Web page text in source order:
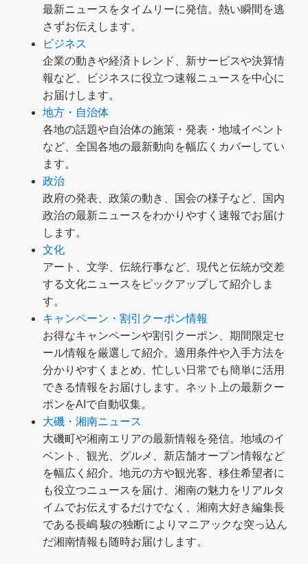
最新ニュースをタイムリーに発信。熱い瞬間を逃
さずお伝えします。
ビジネス
企業の動きや経済トレンド、新サービスや決算情
報など、ビジネスに役立つ速報ニュースを中心に
お届けします。
地方・自治体
各地の話題や自治体の施策・発表・地域イベント
など、全国各地の最新動向を幅広くカバーしてい
ます。
政治
政府の発表、政策の動き、国会の様子など、国内
政治の最新ニュースをわかりやすく速報でお届け
します。
文化
アート、文学、伝統行事など、現代と伝統が交差
する文化ニュースをピックアップして紹介しま
す。
キャンペーン・割引クーポン情報
お得なキャンペーンや割引クーポン、期間限定セ
ール情報を厳選して紹介。適用条件や入手方法を
分かりやすくまとめ、忙しい日常でも簡単に活用
できる情報をお届けします。ネット上の最新クー
ポンをAIで自動収集。
大磯・湘南ニュース
大磯町や湘南エリアの最新情報を発信。地域のイ
ベント、観光、グルメ、新店舗オープン情報など
を幅広く紹介。地元の方や観光客、移住希望者に
も役立つニュースを届け、湘南の魅力をリアルタ
イムでお伝えするだけでなく、湘南大好き編集長
である長嶋 駿の独断によりマニアックな突っ込ん
だ湘南情報も随時お届けします。